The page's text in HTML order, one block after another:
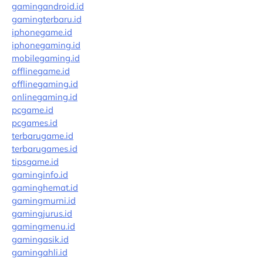
gamingandroid.id
gamingterbaru.id
iphonegame.id
iphonegaming.id
mobilegaming.id
offlinegame.id
offlinegaming.id
onlinegaming.id
pcgame.id
pcgames.id
terbarugame.id
terbarugames.id
tipsgame.id
gaminginfo.id
gaminghemat.id
gamingmurni.id
gamingjurus.id
gamingmenu.id
gamingasik.id
gamingahli.id